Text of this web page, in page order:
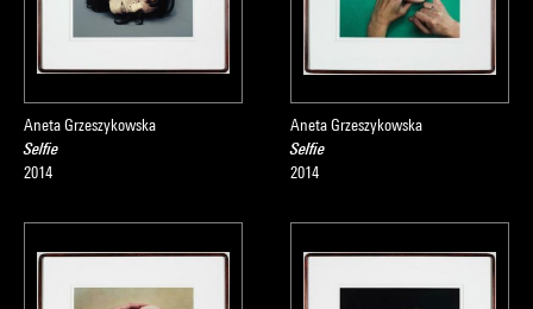
Aneta Grzeszykowska
Selfie
2014
Aneta Grzeszykowska
Selfie
2014